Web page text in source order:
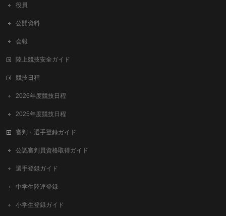
役員
公開資料
会報
陸上競技安全ガイド
競技日程
2026年度競技日程
2025年度競技日程
審判・選手登録ガイド
公認審判員資格取得ガイド
選手登録ガイド
中学生陸連登録
小学生登録ガイド